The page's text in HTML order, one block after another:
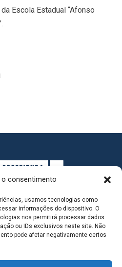
o consentimento
usamos tecnologias como
informações do dispositivo. O
nos permitirá processar dados
ou IDs exclusivos neste site. Não
pode afetar negativamente certos
Escola Estadual “Afonso